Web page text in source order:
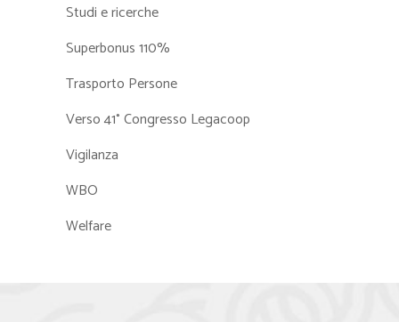
Studi e ricerche
Superbonus 110%
Trasporto Persone
Verso 41° Congresso Legacoop
Vigilanza
WBO
Welfare